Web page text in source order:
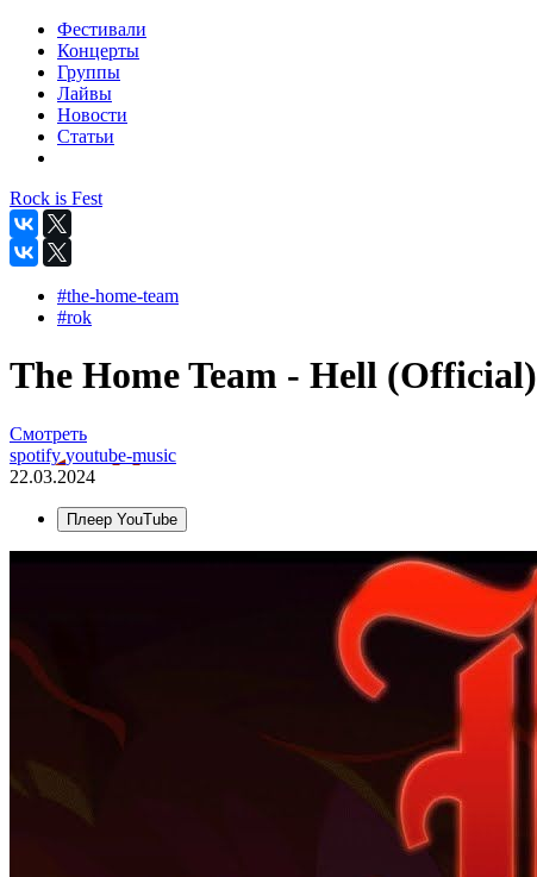
Фестивали
Концерты
Группы
Лайвы
Новости
Статьи
Rock is Fest
#the-home-team
#rok
The Home Team - Hell (Official)
Смотреть
spotifyyoutube-music
22.03.2024
Плеер YouTube